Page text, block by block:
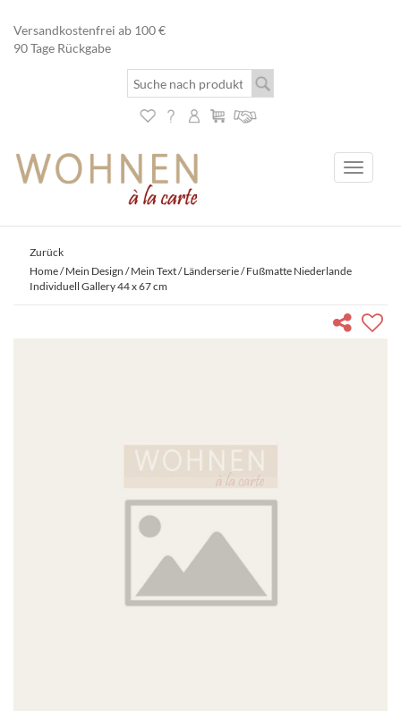
Versandkostenfrei ab 100 €
90 Tage Rückgabe
Toggle
Zurück
Home/Mein Design / Mein Text/Länderserie/ Fußmatte Niederlande
Individuell Gallery 44 x 67 cm